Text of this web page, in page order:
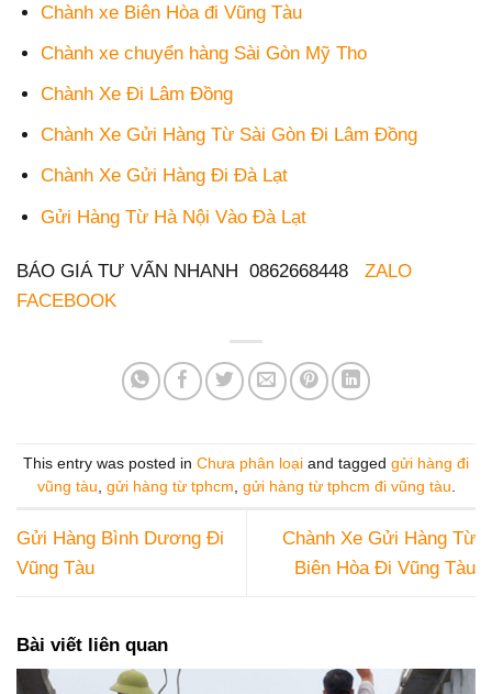
Chành xe Biên Hòa đi Vũng Tàu
Chành xe chuyển hàng Sài Gòn Mỹ Tho
Chành Xe Đi Lâm Đồng
Chành Xe Gửi Hàng Từ Sài Gòn Đi Lâm Đồng
Chành Xe Gửi Hàng Đi Đà Lạt
Gửi Hàng Từ Hà Nội Vào Đà Lạt
BÁO GIÁ TƯ VẤN NHANH 0862668448 ZALO
FACEBOOK
This entry was posted in Chưa phân loại and tagged gửi hàng đi
vũng tàu, gửi hàng từ tphcm, gửi hàng từ tphcm đi vũng tàu.
Gửi Hàng Bình Dương Đi
Vũng Tàu
Chành Xe Gửi Hàng Từ
Biên Hòa Đi Vũng Tàu
Bài viết liên quan